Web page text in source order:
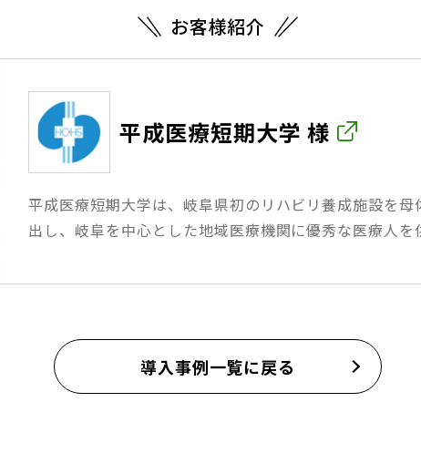
お客様紹介
平成医療短期大学 様
平成医療短期大学は、岐阜県初のリハビリ養成施設を
出し、岐阜を中心とした地域医療機関に優秀な医療人を
導入事例一覧に戻る